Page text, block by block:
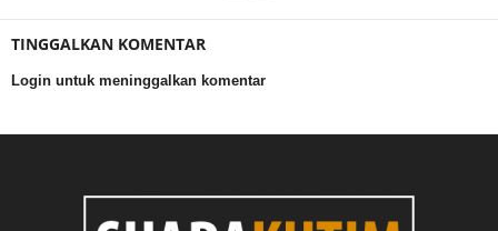
TINGGALKAN KOMENTAR
Login untuk meninggalkan komentar